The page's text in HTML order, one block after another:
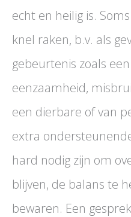
echt en heilig is.
knel raken, b.v. als
gebeurtenis zoals
eenzaamheid,
een dierbare of van
extra
hard nodig zijn om
blijven, de balans te
bewaren. Een